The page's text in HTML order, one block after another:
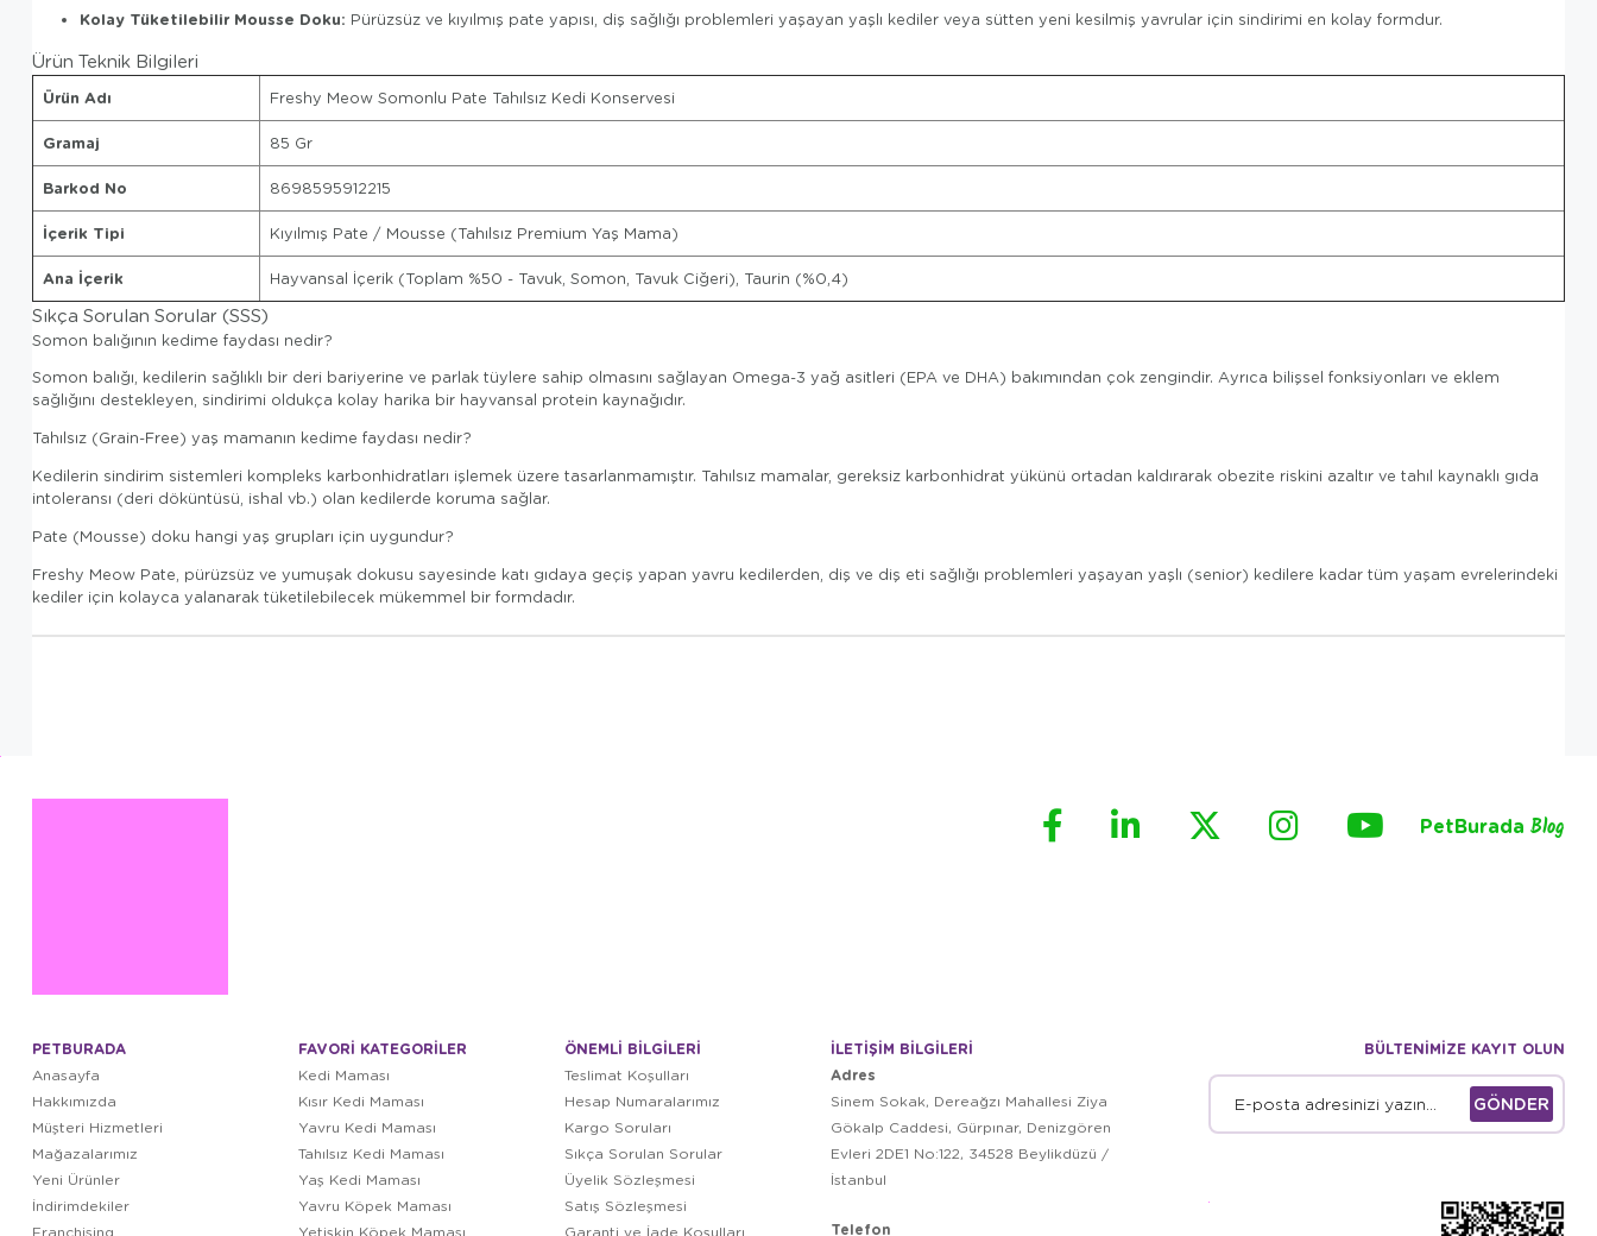
Kolay Tüketilebilir Mousse Doku: Pürüzsüz ve kıyılmış pate yapısı, diş sağlığı problemleri yaşayan yaşlı kediler veya sütten yeni kesilmiş yavrular için sindirimi en kolay formdur.
Ürün Teknik Bilgileri
Ürün Adı Freshy Meow Somonlu Pate Tahılsız Kedi Konservesi
Gramaj 85 Gr
Barkod No 8698595912215
İçerik Tipi Kıyılmış Pate / Mousse (Tahılsız Premium Yaş Mama)
Ana İçerik Hayvansal İçerik (Toplam %50 - Tavuk, Somon, Tavuk Ciğeri), Taurin (%0,4)
Sıkça Sorulan Sorular (SSS)
Somon balığının kedime faydası nedir?
Somon balığı, kedilerin sağlıklı bir deri bariyerine ve parlak tüylere sahip olmasını sağlayan Omega-3 yağ asitleri (EPA ve DHA) bakımından çok zengindir. Ayrıca bilişsel fonksiyonları ve eklem
sağlığını destekleyen, sindirimi oldukça kolay harika bir hayvansal protein kaynağıdır.
Tahılsız (Grain-Free) yaş mamanın kedime faydası nedir?
Kedilerin sindirim sistemleri kompleks karbonhidratları işlemek üzere tasarlanmamıştır. Tahılsız mamalar, gereksiz karbonhidrat yükünü ortadan kaldırarak obezite riskini azaltır ve tahıl kaynaklı gıda
intoleransı (deri döküntüsü, ishal vb.) olan kedilerde koruma sağlar.
Pate (Mousse) doku hangi yaş grupları için uygundur?
Freshy Meow Pate, pürüzsüz ve yumuşak dokusu sayesinde katı gıdaya geçiş yapan yavru kedilerden, diş ve diş eti sağlığı problemleri yaşayan yaşlı (senior) kedilere kadar tüm yaşam evrelerindeki
kediler için kolayca yalanarak tüketilebilecek mükemmel bir formdadır.
PetBurada Blog
PETBURADA
Anasayfa
Hakkımızda
Müşteri Hizmetleri
Mağazalarımız
Yeni Ürünler
İndirimdekiler
Franchising
FAVORİ KATEGORİLER
Kedi Maması
Kısır Kedi Maması
Yavru Kedi Maması
Tahılsız Kedi Maması
Yaş Kedi Maması
Yavru Köpek Maması
Yetişkin Köpek Maması
ÖNEMLİ BİLGİLERİ
Teslimat Koşulları
Hesap Numaralarımız
Kargo Soruları
Sıkça Sorulan Sorular
Üyelik Sözleşmesi
Satış Sözleşmesi
Garanti ve İade Koşulları
İLETİŞİM BİLGİLERİ
Adres
Sinem Sokak, Dereağzı Mahallesi Ziya
Gökalp Caddesi, Gürpınar, Denizgören
Evleri 2DE1 No:122, 34528 Beylikdüzü /
İstanbul
Telefon
BÜLTENİMİZE KAYIT OLUN
GÖNDER